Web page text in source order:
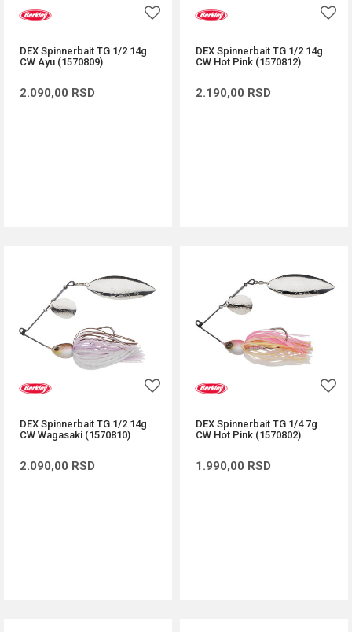
DEX Spinnerbait TG 1/2 14g
CW Ayu (1570809)
2.090,00 RSD
DEX Spinnerbait TG 1/2 14g
CW Hot Pink (1570812)
2.190,00 RSD
DEX Spinnerbait TG 1/2 14g
CW Wagasaki (1570810)
2.090,00 RSD
DEX Spinnerbait TG 1/4 7g
CW Hot Pink (1570802)
1.990,00 RSD